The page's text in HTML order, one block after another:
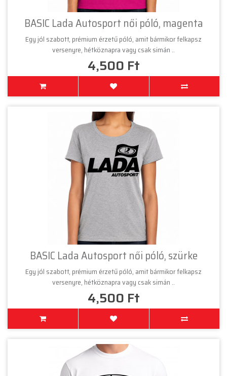
BASIC Lada Autosport női póló, magenta
Egy jól szabott, prémium érzetű póló, amit bármikor felkapsz
versenyre, hétköznapra vagy csak simán ..
4,500 Ft
BASIC Lada Autosport női póló, szürke
Egy jól szabott, prémium érzetű póló, amit bármikor felkapsz
versenyre, hétköznapra vagy csak simán ..
4,500 Ft